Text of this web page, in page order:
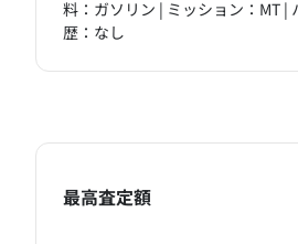
料：ガソリン | ミッション：MT |
歴：なし
最高査定額